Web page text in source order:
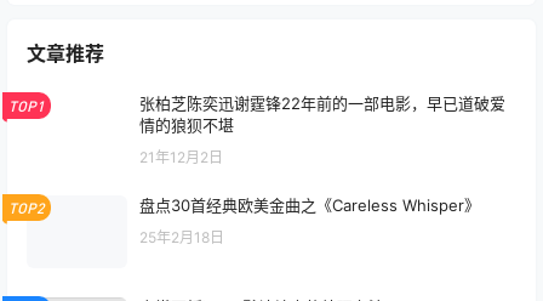
文章推荐
TOP1
张柏芝陈奕迅谢霆锋22年前的一部电影，早已道破爱
情的狼狈不堪
21年12月2日
TOP2 盘点30首经典欧美金曲之《Careless Whisper》
25年2月18日